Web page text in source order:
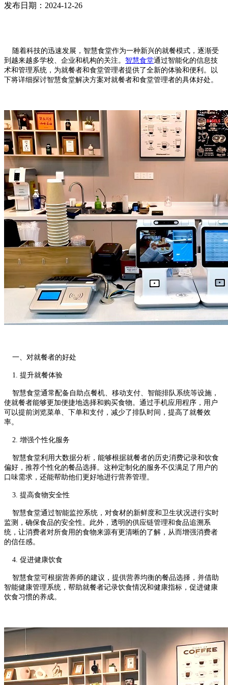
发布日期：2024-12-26
随着科技的迅速发展，智慧食堂作为一种新兴的就餐模式，逐渐受
到越来越多学校、企业和机构的关注。 智慧食堂通过智能化的信息技
术和管理系统，为就餐者和食堂管理者提供了全新的体验和便利。以
下将详细探讨智慧食堂解决方案对就餐者和食堂管理者的具体好处。
一、对就餐者的好处
1. 提升就餐体验
智慧食堂通常配备自助点餐机、移动支付、智能排队系统等设施，
使就餐者能够更加便捷地选择和购买食物。通过手机应用程序，用户
可以提前浏览菜单、下单和支付，减少了排队时间，提高了就餐效
率。
2. 增强个性化服务
智慧食堂利用大数据分析，能够根据就餐者的历史消费记录和饮食
偏好，推荐个性化的餐品选择。这种定制化的服务不仅满足了用户的
口味需求，还能帮助他们更好地进行营养管理。
3. 提高食物安全性
智慧食堂通过智能监控系统，对食材的新鲜度和卫生状况进行实时
监测，确保食品的安全性。此外，透明的供应链管理和食品追溯系
统，让消费者对所食用的食物来源有更清晰的了解，从而增强消费者
的信任感。
4. 促进健康饮食
智慧食堂可根据营养师的建议，提供营养均衡的餐品选择，并借助
智能健康管理系统，帮助就餐者记录饮食情况和健康指标，促进健康
饮食习惯的养成。